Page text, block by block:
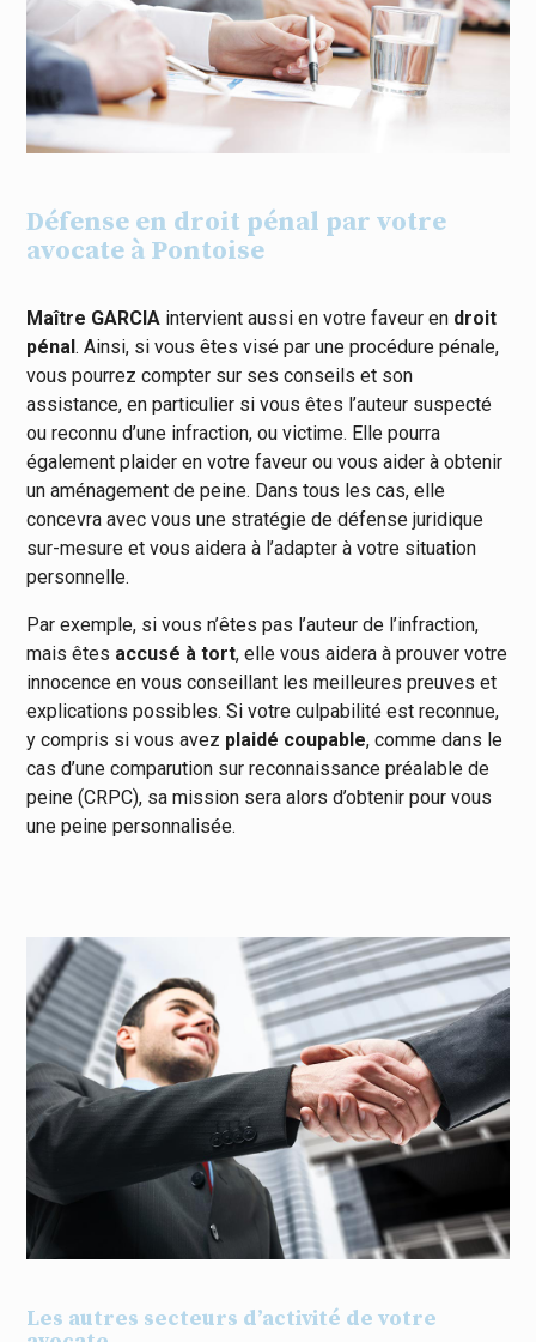
Défense en droit pénal par votre
avocate à Pontoise
Maître GARCIA intervient aussi en votre faveur en droit
pénal. Ainsi, si vous êtes visé par une procédure pénale,
vous pourrez compter sur ses conseils et son
assistance, en particulier si vous êtes l’auteur suspecté
ou reconnu d’une infraction, ou victime. Elle pourra
également plaider en votre faveur ou vous aider à obtenir
un aménagement de peine. Dans tous les cas, elle
concevra avec vous une stratégie de défense juridique
sur-mesure et vous aidera à l’adapter à votre situation
personnelle.
Par exemple, si vous n’êtes pas l’auteur de l’infraction,
mais êtes accusé à tort, elle vous aidera à prouver votre
innocence en vous conseillant les meilleures preuves et
explications possibles. Si votre culpabilité est reconnue,
y compris si vous avez plaidé coupable, comme dans le
cas d’une comparution sur reconnaissance préalable de
peine (CRPC), sa mission sera alors d’obtenir pour vous
une peine personnalisée.
Les autres secteurs d’activité de votre